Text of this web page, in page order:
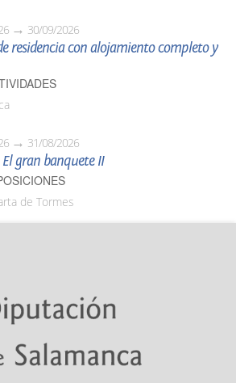
30/09/2026
residencia con alojamiento completo y
31/08/2026
gran banquete II
de Tormes